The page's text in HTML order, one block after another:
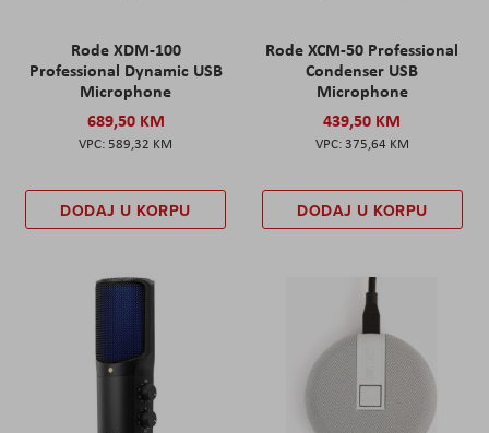
Rode XDM-100
Professional Dynamic USB
Microphone
689,50 KM
589,32 KM
DODAJ U KORPU
Rode XCM-50 Professional
Condenser USB
Microphone
439,50 KM
375,64 KM
DODAJ U KORPU